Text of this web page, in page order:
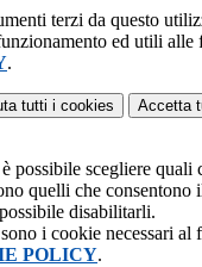
terzi da questo
ed utili alle
.
tutti i cookies Accetta
possibile scegliere quali
quelli che consentono
disabilitarli.
i cookie necessari al
POLICY.